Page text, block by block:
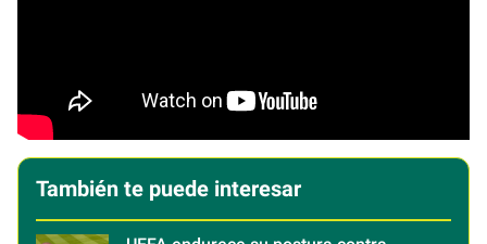
También te puede interesar